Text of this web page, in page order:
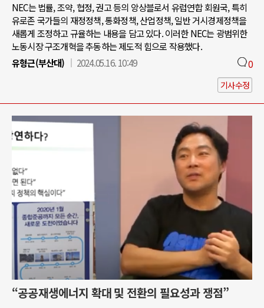
NEC는 법률, 조약, 협정, 권고 등의 앙상블로서 유럽연합 회원국, 특히
유로존 국가들의 재정정책, 통화정책, 산업정책, 일반 거시경제정책을
새롭게 조정하고 규율하는 내용을 담고 있다. 이러한 NEC는 광범위한
노동시장 구조개혁을 추동하는 제도적 힘으로 작용했다.
유형근(부산대)
2024.05.16. 10:49 0
기사수정
“공공재생에너지 확대 및 전환의 필요성과 쟁점”